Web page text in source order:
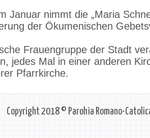
Januar nimmt die „Maria
der Ökumenischen
Frauengruppe der Stadt
jedes Mal in einer anderen
Pfarrkirche.
Copyright 2018 © Parohia Romano-